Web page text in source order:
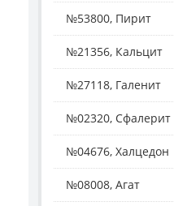
№53800, Пирит
№21356, Кальцит
№27118, Галенит
№02320, Сфалерит
№04676, Халцедон
№08008, Агат